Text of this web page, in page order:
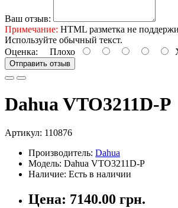
Ваш отзыв:
Примечание: HTML разметка не
Используйте обычный текст.
Оценка: Плохо
Отправить отзыв
Dahua VTO3211D-P
Артикул: 110876
Производитель: Dahua
Модель: Dahua VTO3211D-P
Наличие: Есть в наличии
Цена: 7140.00 грн.